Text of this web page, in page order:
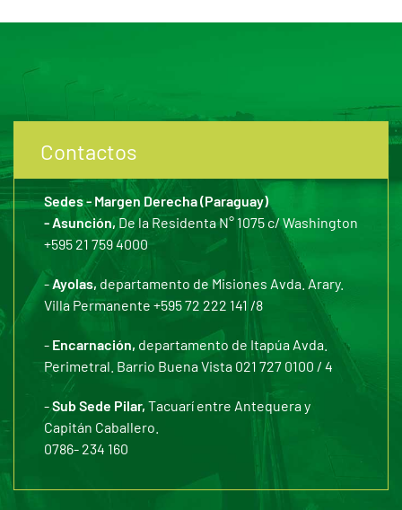
Contactos
Sedes - Margen Derecha (Paraguay)
- Asunción,De la Residenta N° 1075 c/ Washington
+595 21 759 4000
-Ayolas, departamento de Misiones Avda. Arary.
Villa Permanente +595 72 222 141 /8
- Encarnación, departamento de Itapúa Avda.
Perimetral. Barrio Buena Vista 021 727 0100 / 4
-Sub Sede Pilar, Tacuarí entre Antequera y
Capitán Caballero.
0786- 234 160